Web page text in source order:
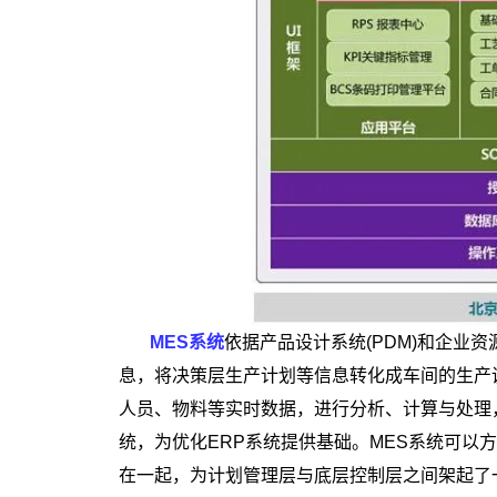
MES系统依据产品设计系统(PDM)和企业资
息，将决策层生产计划等信息转化成车间的生
人员、物料等实时数据，进行分析、计算与处
统，为优化ERP系统提供基础。MES系统可以
在一起，为计划管理层与底层控制层之间架起